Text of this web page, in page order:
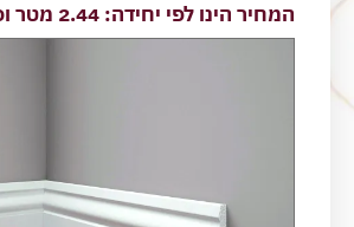
המחיר הינו לפי יחידה: 2.44 מטר וכולל מע"מ